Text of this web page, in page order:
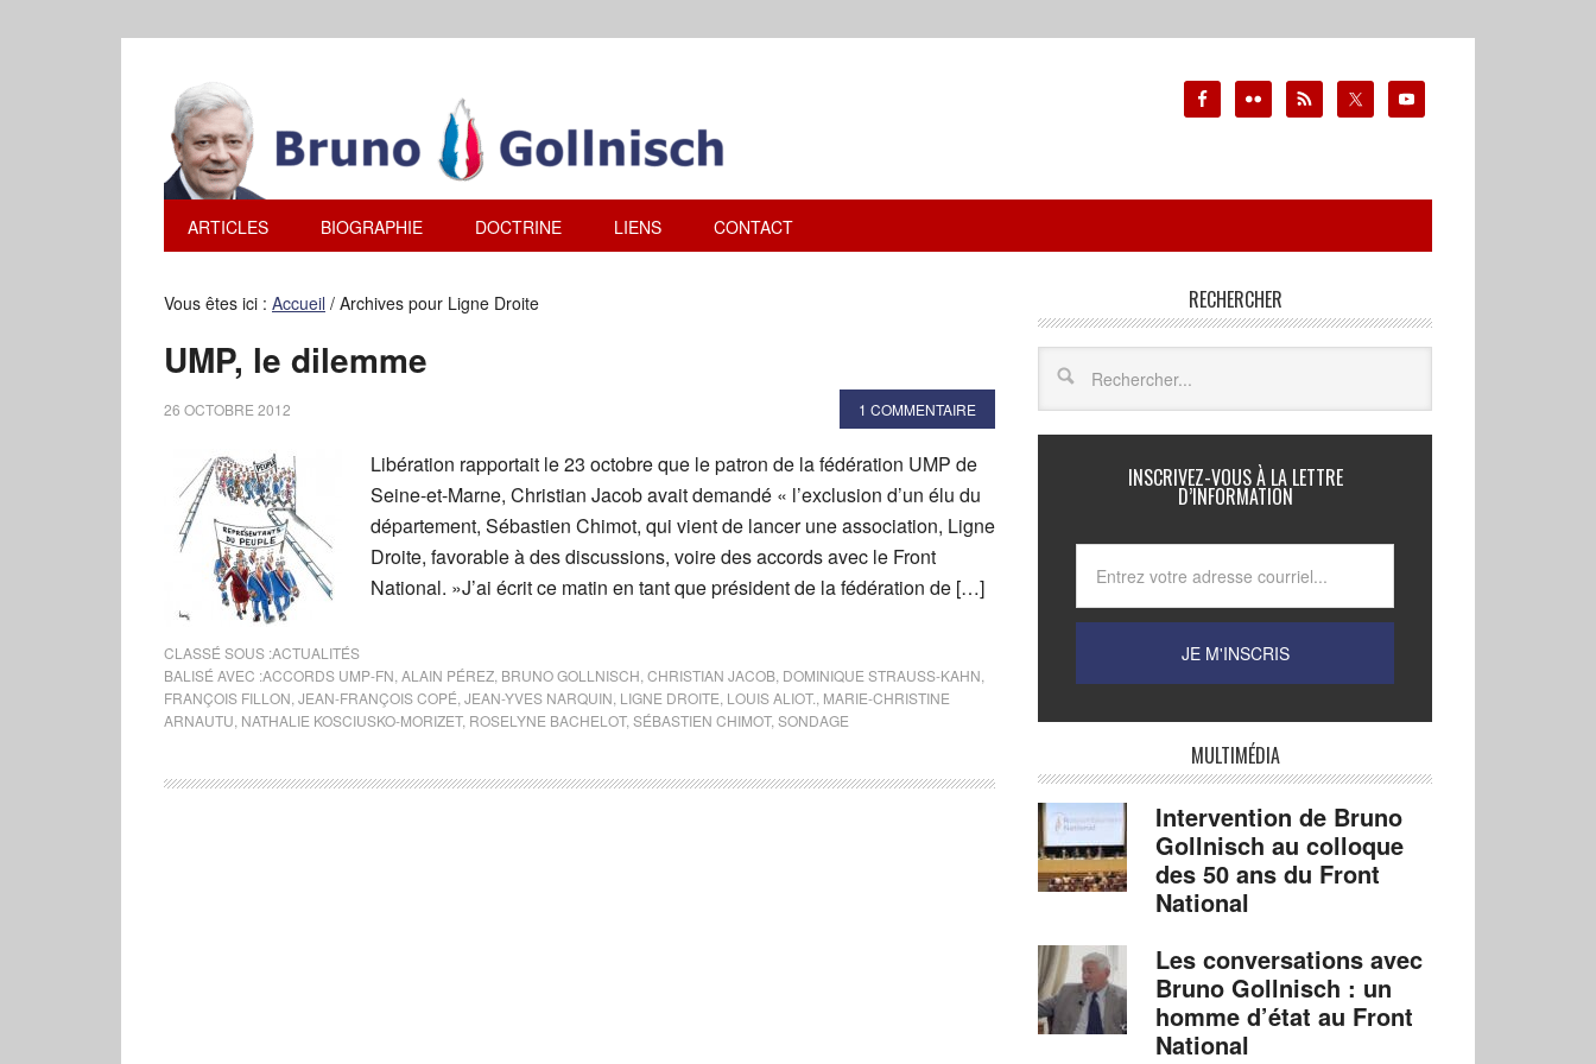
ARTICLES BIOGRAPHIE DOCTRINE LIENS CONTACT
Vous êtes ici : Accueil / Archives pour Ligne Droite
UMP, le dilemme
26 OCTOBRE 2012 1 COMMENTAIRE
Libération rapportait le 23 octobre que le patron de la fédération UMP de
Seine-et-Marne, Christian Jacob avait demandé « l’exclusion d’un élu du
département, Sébastien Chimot, qui vient de lancer une association, Ligne
Droite, favorable à des discussions, voire des accords avec le Front
National. »J’ai écrit ce matin en tant que président de la fédération de […]
CLASSÉ SOUS :ACTUALITÉS
BALISÉ AVEC :ACCORDS UMP-FN ALAIN PÉREZ BRUNO GOLLNISCH CHRISTIAN JACOB DOMINIQUE STRAUSS-KAHN
FRANÇOIS FILLON JEAN-FRANÇOIS COPÉ JEAN-YVES NARQUIN LIGNE DROITE LOUIS ALIOT. MARIE-CHRISTINE
ARNAUTU NATHALIE KOSCIUSKO-MORIZET, ROSELYNE BACHELOT, SÉBASTIEN CHIMOT, SONDAGE
RECHERCHER
INSCRIVEZ-VOUS À LA LETTRE
D’INFORMATION
MULTIMÉDIA
Intervention de Bruno
Gollnisch au colloque
des 50 ans du Front
National
Les conversations avec
Bruno Gollnisch : un
homme d’état au Front
National